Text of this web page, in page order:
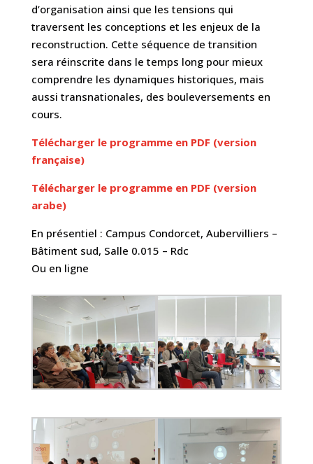
d’organisation ainsi que les tensions qui
traversent les conceptions et les enjeux de la
reconstruction. Cette séquence de transition
sera réinscrite dans le temps long pour mieux
comprendre les dynamiques historiques, mais
aussi transnationales, des bouleversements en
cours.
Télécharger le programme en PDF (version
française)
Télécharger le programme en PDF (version
arabe)
En présentiel : Campus Condorcet, Aubervilliers –
Bâtiment sud, Salle 0.015 – Rdc
Ou en ligne